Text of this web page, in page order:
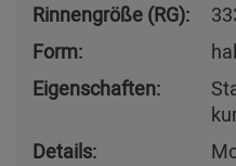
Rinnengröße (RG):
Form:
Eigenschaften:
Details: